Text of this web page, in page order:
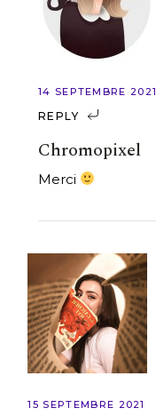
14 SEPTEMBRE 2021
REPLY
Chromopixel
Merci
15 SEPTEMBRE 2021